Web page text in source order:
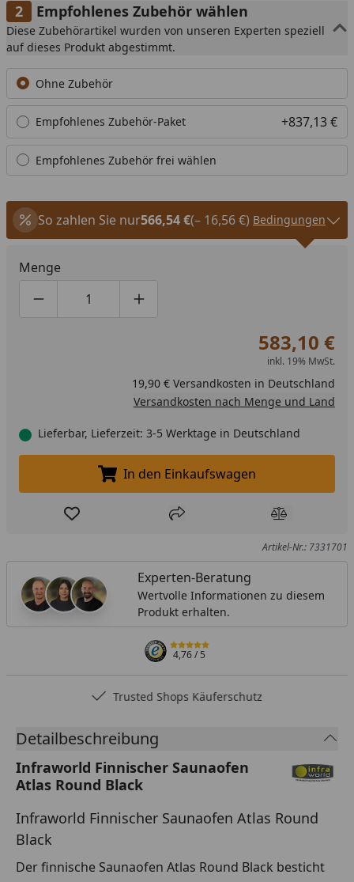
Empfohlenes Zubehör wählen
Diese Zubehörartikel wurden von unseren Experten speziell
auf dieses Produkt abgestimmt.
Ohne Zubehör
Empfohlenes Zubehör-Paket +837,13 €
Empfohlenes Zubehör frei wählen
So zahlen Sie nur566,54 €(– 16,56 €) Bedingungen
Menge
Produktmenge um eins verringern
Produktmenge manuell eingeben
Produktmenge um eins erhöhen
583,10 €
inkl. 19% MwSt.
19,90 € Versandkosten in Deutschland
Versandkosten nach Menge und Land
Lieferbar, Lieferzeit: 3-5 Werktage in Deutschland
In den Einkaufswagen legen
In den Einkaufswagen
Produkt zur Wunschliste hinzufügen
Teilen Produkt
Artikel-Nr.: 7331701
Experten-Beratung
Wertvolle Informationen zu diesem
Produkt erhalten.
4,76/ 5
Trusted Shops Käuferschutz
Detailbeschreibung
Infraworld Finnischer Saunaofen
Atlas Round Black
Infraworld Finnischer Saunaofen Atlas Round
Black
Der finnische Saunaofen Atlas Round Black besticht